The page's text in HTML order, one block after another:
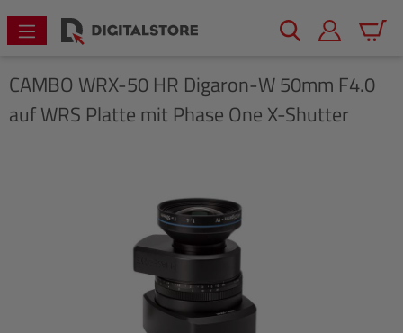
springen
CAMBO WRX-50 HR Digaron-W 50mm F4.0
auf WRS Platte mit Phase One X-Shutter